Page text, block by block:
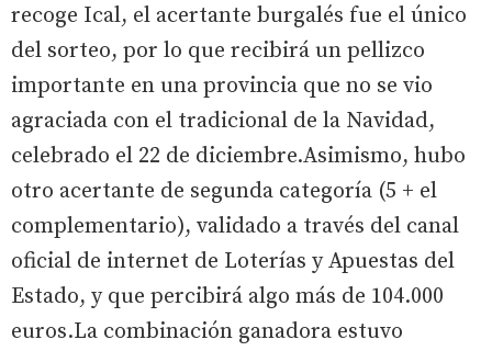
recoge Ical, el acertante burgalés fue el único
del sorteo, por lo que recibirá un pellizco
importante en una provincia que no se vio
agraciada con el tradicional de la Navidad,
celebrado el 22 de diciembre.Asimismo, hubo
otro acertante de segunda categoría (5 + el
complementario), validado a través del canal
oficial de internet de Loterías y Apuestas del
Estado, y que percibirá algo más de 104.000
euros.La combinación ganadora estuvo